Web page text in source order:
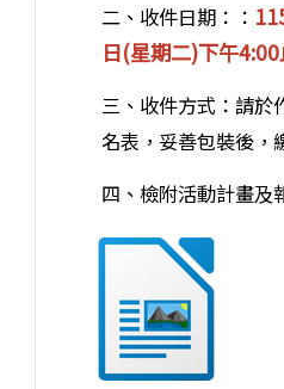
二、收件日期：：
日(星期二)下午
三、收件方式：請於
名表，妥善包裝後，
四、檢附活動計畫及